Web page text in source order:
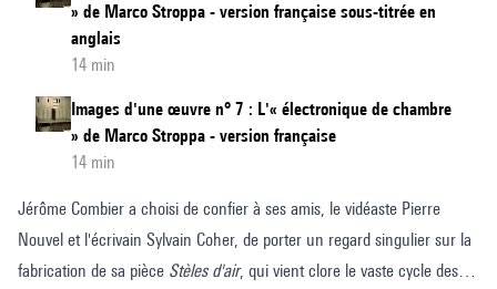
» de Marco Stroppa - version française sous-titrée en
anglais
14 min
Images d'une œuvre n° 7 : L'« électronique de chambre
» de Marco Stroppa - version française
14 min
Jérôme Combier a choisi de confier à ses amis, le vidéaste Pierre
Nouvel et l'écrivain Sylvain Coher, de porter un regard singulier sur la
fabrication de sa pièce Stèles d'air, qui vient clore le vaste cycle des «